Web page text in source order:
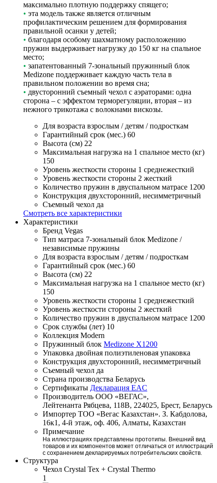
максимально плотную поддержку спящего;
• эта модель также является отличным
профилактическим решением для формирования
правильной осанки у детей;
• благодаря особому шахматному расположению
пружин выдерживает нагрузку до 150 кг на спальное
место;
• запатентованный 7-зональный пружинный блок
Medizone поддерживает каждую часть тела в
правильном положении во время сна;
• двусторонний съемный чехол с аэраторами: одна
сторона – с эффектом терморегуляции, вторая – из
нежного трикотажа с волокнами вискозы.
Для возраста взрослым / детям / подросткам
Гарантийный срок (мес.) 60
Высота (см) 22
Максимальная нагрузка на 1 спальное место (кг)
150
Уровень жесткости стороны 1 среднежесткий
Уровень жесткости стороны 2 жесткий
Количество пружин в двуспальном матрасе 1200
Конструкция двухсторонний, несимметричный
Съемный чехол да
Смотреть все характеристики
Характеристики
Бренд Vegas
Тип матраса 7-зональный блок Medizone /
независимые пружины
Для возраста взрослым / детям / подросткам
Гарантийный срок (мес.) 60
Высота (см) 22
Максимальная нагрузка на 1 спальное место (кг)
150
Уровень жесткости стороны 1 среднежесткий
Уровень жесткости стороны 2 жесткий
Количество пружин в двуспальном матрасе 1200
Срок службы (лет) 10
Коллекция Modern
Пружинный блок Medizone X1200
Упаковка двойная полиэтиленовая упаковка
Конструкция двухсторонний, несимметричный
Съемный чехол да
Страна производства Беларусь
Сертификаты Декларация EAC
Производитель ООО «ВЕГАС»,
Лейтенанта Рябцева, 118В, 224025, Брест, Беларусь
Импортер ТОО «Вегас Казахстан». З. Кабдолова,
16к1, 4-й этаж, оф. 406, Алматы, Казахстан
Примечание
На иллюстрациях представлены прототипы. Внешний вид
товаров и их компонентов может отличаться от иллюстраций
с сохранением декларируемых потребительских свойств.
Структура
Чехол Crystal Tex + Crystal Thermo
1